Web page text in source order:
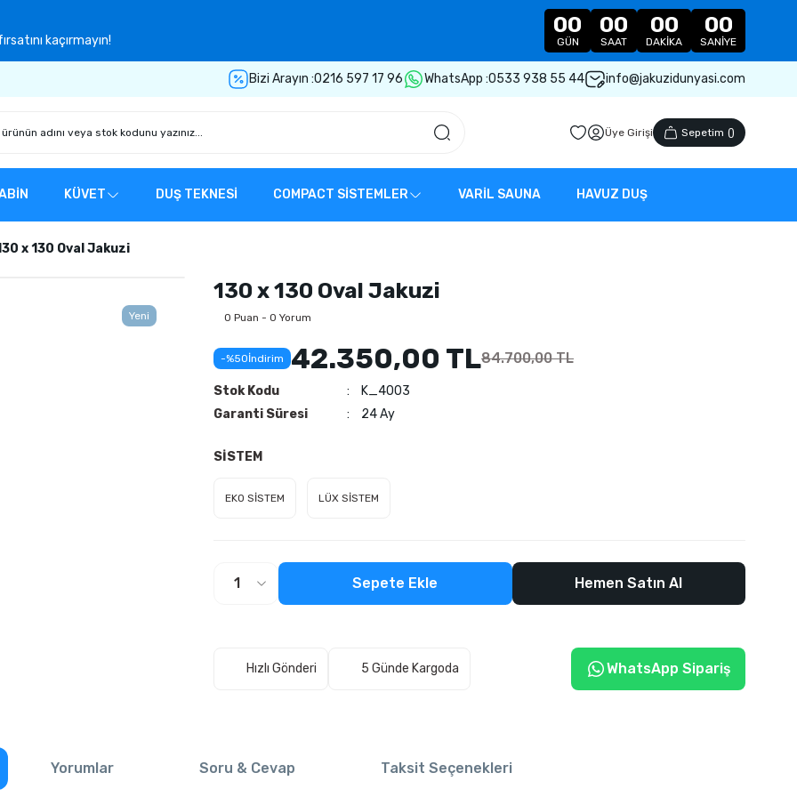
kaçırmayın!
00
GÜN
00
SAAT
00
DAKIKA
00
SANIYE
Bizi Arayın :0216 597 17 96 WhatsApp :0533 938 55 44 info@jakuzidunyasi.com
Üye Girişi Sepetim ()
KÜVET DUŞ TEKNESİ COMPACT SİSTEMLER VARİL SAUNA HAVUZ DUŞ
x 130 Oval Jakuzi
Yeni
130 x 130 Oval Jakuzi
0 Puan - 0 Yorum
-%50İndirim 42.350,00 TL84.700,00 TL
Stok Kodu
K_4003
Garanti Süresi
24 Ay
SİSTEM
EKO SİSTEM LÜX SİSTEM
Sepete Ekle Hemen Satın Al
Hızlı Gönderi 5 Günde Kargoda WhatsApp Sipariş
Yorumlar Soru & Cevap Taksit Seçenekleri